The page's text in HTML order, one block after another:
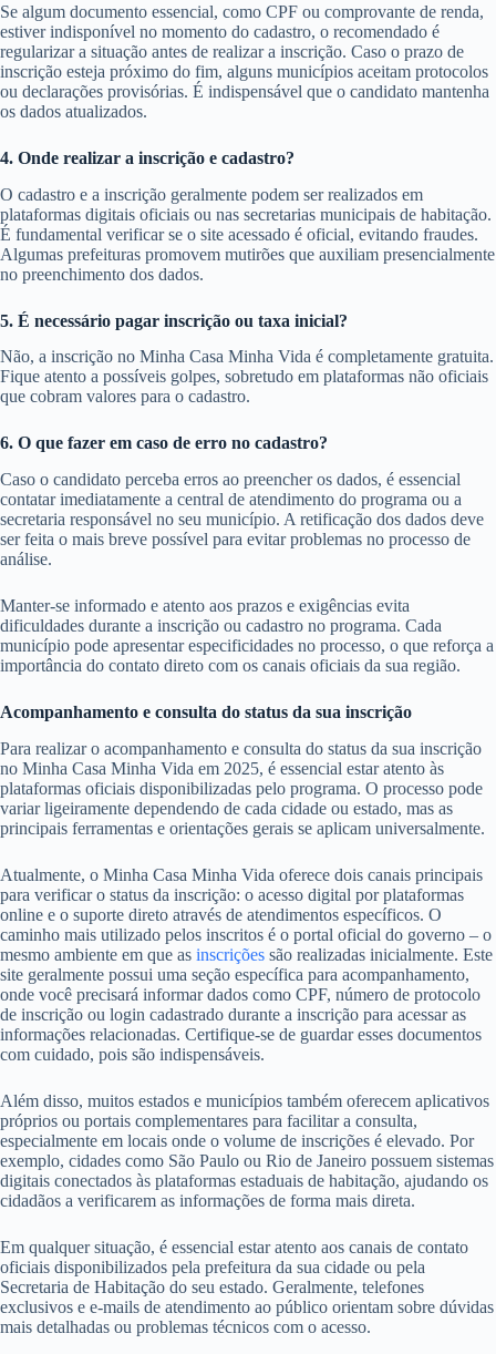
Se algum documento essencial, como CPF ou comprovante de renda,
estiver indisponível no momento do cadastro, o recomendado é
regularizar a situação antes de realizar a inscrição. Caso o prazo de
inscrição esteja próximo do fim, alguns municípios aceitam protocolos
ou declarações provisórias. É indispensável que o candidato mantenha
os dados atualizados.
4. Onde realizar a inscrição e cadastro?
O cadastro e a inscrição geralmente podem ser realizados em
plataformas digitais oficiais ou nas secretarias municipais de habitação.
É fundamental verificar se o site acessado é oficial, evitando fraudes.
Algumas prefeituras promovem mutirões que auxiliam presencialmente
no preenchimento dos dados.
5. É necessário pagar inscrição ou taxa inicial?
Não, a inscrição no Minha Casa Minha Vida é completamente gratuita.
Fique atento a possíveis golpes, sobretudo em plataformas não oficiais
que cobram valores para o cadastro.
6. O que fazer em caso de erro no cadastro?
Caso o candidato perceba erros ao preencher os dados, é essencial
contatar imediatamente a central de atendimento do programa ou a
secretaria responsável no seu município. A retificação dos dados deve
ser feita o mais breve possível para evitar problemas no processo de
análise.
Manter-se informado e atento aos prazos e exigências evita
dificuldades durante a inscrição ou cadastro no programa. Cada
município pode apresentar especificidades no processo, o que reforça a
importância do contato direto com os canais oficiais da sua região.
Acompanhamento e consulta do status da sua inscrição
Para realizar o acompanhamento e consulta do status da sua inscrição
no Minha Casa Minha Vida em 2025, é essencial estar atento às
plataformas oficiais disponibilizadas pelo programa. O processo pode
variar ligeiramente dependendo de cada cidade ou estado, mas as
principais ferramentas e orientações gerais se aplicam universalmente.
Atualmente, o Minha Casa Minha Vida oferece dois canais principais
para verificar o status da inscrição: o acesso digital por plataformas
online e o suporte direto através de atendimentos específicos. O
caminho mais utilizado pelos inscritos é o portal oficial do governo – o
mesmo ambiente em que as inscrições são realizadas inicialmente. Este
site geralmente possui uma seção específica para acompanhamento,
onde você precisará informar dados como CPF, número de protocolo
de inscrição ou login cadastrado durante a inscrição para acessar as
informações relacionadas. Certifique-se de guardar esses documentos
com cuidado, pois são indispensáveis.
Além disso, muitos estados e municípios também oferecem aplicativos
próprios ou portais complementares para facilitar a consulta,
especialmente em locais onde o volume de inscrições é elevado. Por
exemplo, cidades como São Paulo ou Rio de Janeiro possuem sistemas
digitais conectados às plataformas estaduais de habitação, ajudando os
cidadãos a verificarem as informações de forma mais direta.
Em qualquer situação, é essencial estar atento aos canais de contato
oficiais disponibilizados pela prefeitura da sua cidade ou pela
Secretaria de Habitação do seu estado. Geralmente, telefones
exclusivos e e-mails de atendimento ao público orientam sobre dúvidas
mais detalhadas ou problemas técnicos com o acesso.